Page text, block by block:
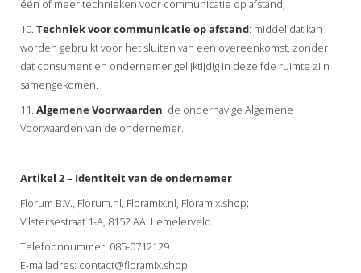
één of meer technieken voor communicatie op afstand;
10. Techniekvoorcommunicatieopafstand: middel dat kan
worden gebruikt voor het sluiten van een overeenkomst, zonder
dat consument en ondernemer gelijktijdig in dezelfde ruimte zijn
samengekomen.
11. AlgemeneVoorwaarden: de onderhavige Algemene
Voorwaarden van de ondernemer.
Artikel 2 – Identiteit van de ondernemer
Florum B.V., Florum.nl, Floramix.nl, Floramix.shop;
Vilstersestraat 1-A, 8152 AA Lemelerveld
Telefoonnummer: 085-0712129
E-mailadres: contact@floramix.shop